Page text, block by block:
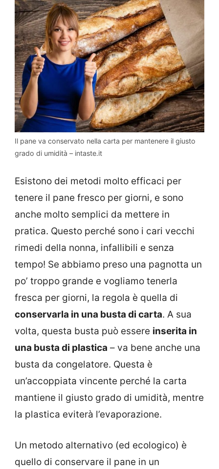
Il pane va conservato nella carta per mantenere il giusto
grado di umidità – intaste.it
Esistono dei metodi molto efficaci per
tenere il pane fresco per giorni, e sono
anche molto semplici da mettere in
pratica. Questo perché sono i cari vecchi
rimedi della nonna, infallibili e senza
tempo! Se abbiamo preso una pagnotta un
po’ troppo grande e vogliamo tenerla
fresca per giorni, la regola è quella di
conservarla in una busta di carta. A sua
volta, questa busta può essere inserita in
una busta di plastica – va bene anche una
busta da congelatore. Questa è
un’accoppiata vincente perché la carta
mantiene il giusto grado di umidità, mentre
la plastica eviterà l’evaporazione.
Un metodo alternativo (ed ecologico) è
quello di conservare il pane in un